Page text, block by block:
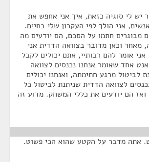
יש לי סוגיה כזאת, איך אני אחפש את
אני הולך לפי העקרון שלי בחיים.
מבוגרים חתמו על הסכם, הם יודעים מה
וכאן מדובר בצוואה הדדית אני
אני אומר להם רבותיי, אתם יכולים לקבל
אחד שאומר אנחנו נכנסים לצוואה
לביטול מרגע חתימתה, ואנחנו יכולים
לצוואה הדדית שניתנת לביטול כל
ואז הם יודעים את כללי המשחק. מדוע זה
אתה מדבר על הקטע שהוא הכי פשוט.